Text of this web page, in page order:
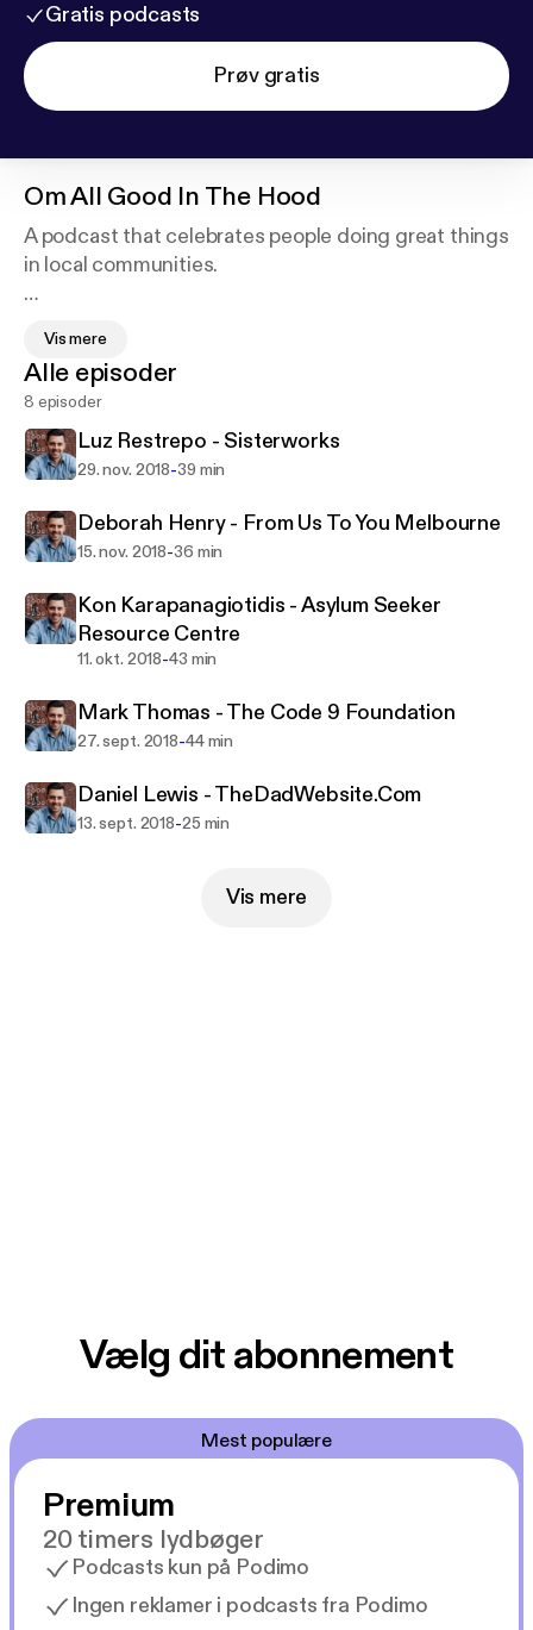
Gratis podcasts
Prøv gratis
OmAll Good In The Hood
A podcast that celebrates people doing great things
in local communities.
enterprises or community intiative’s a hope to make
the world a better place.
Why are these community initiatives so important?
What are the hurdles they are facing?
And is what they’re doing having a real impact?
Hood’
Vis mere
Alle episoder
8 episoder
Luz Restrepo - Sisterworks
29. nov. 2018-39 min
Deborah Henry - From Us To You Melbourne
15. nov. 2018-36 min
Kon Karapanagiotidis - Asylum Seeker
Resource Centre
11. okt. 2018-43 min
Mark Thomas - The Code 9 Foundation
27. sept. 2018-44 min
Daniel Lewis - TheDadWebsite.Com
13. sept. 2018-25 min
Vis mere
Vælg dit abonnement
Mest populære
Premium
20 timers lydbøger
Podcasts kun på Podimo
Ingen reklamer i podcasts fra Podimo